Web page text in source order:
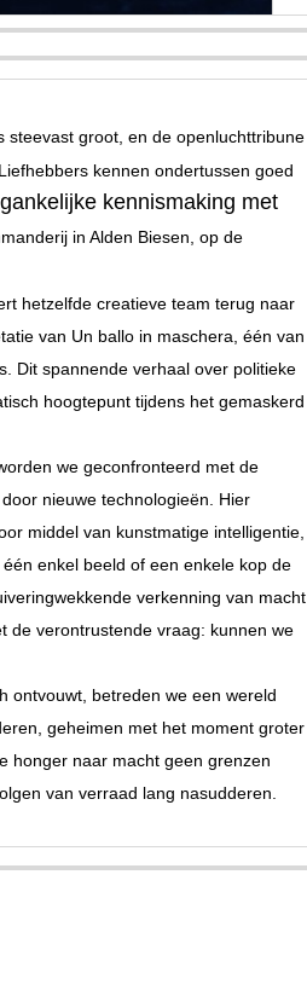
steevast groot, en de openluchttribune
kennen ondertussen goed
kennismaking met
in Alden Biesen, op de
hetzelfde creatieve team terug naar
van Un ballo in maschera, één van
Dit spannende verhaal over politieke
hoogtepunt tijdens het gemaskerd
we geconfronteerd met de
nieuwe technologieën. Hier
middel van kunstmatige intelligentie,
enkel beeld of een enkele kop de
verkenning van macht
de verontrustende vraag: kunnen we
ontvouwt, betreden we een wereld
geheimen met het moment groter
honger naar macht geen grenzen
van verraad lang nasudderen.